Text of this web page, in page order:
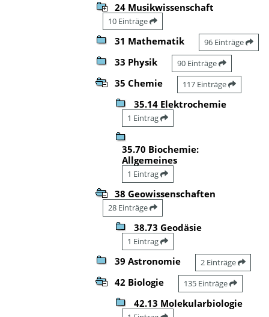
24 Musikwissenschaft
10 Einträge
31 Mathematik 96 Einträge
33 Physik 90 Einträge
35 Chemie 117 Einträge
35.14 Elektrochemie
1 Eintrag
35.70 Biochemie:
Allgemeines
1 Eintrag
38 Geowissenschaften
28 Einträge
38.73 Geodäsie
1 Eintrag
39 Astronomie 2 Einträge
42 Biologie 135 Einträge
42.13 Molekularbiologie